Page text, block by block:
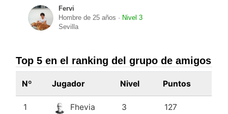
Fervi
Hombre de 25 años · Nivel 3
Sevilla
Top 5 en el ranking del grupo de amigos
Nº Jugador Nivel Puntos
1 Fhevia 3 127